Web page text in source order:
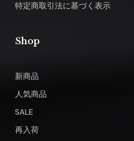
特定商取引法に基づく表示
Shop
新商品
人気商品
SALE
再入荷